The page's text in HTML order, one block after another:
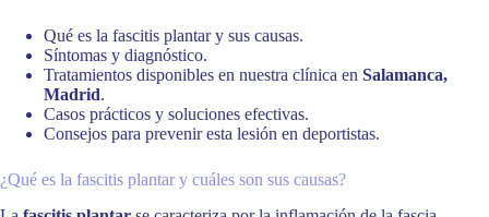
Qué es la fascitis plantar y sus causas.
Síntomas y diagnóstico.
Tratamientos disponibles en nuestra clínica en Salamanca,
Madrid.
Casos prácticos y soluciones efectivas.
Consejos para prevenir esta lesión en deportistas.
¿Qué es la fascitis plantar y cuáles son sus causas?